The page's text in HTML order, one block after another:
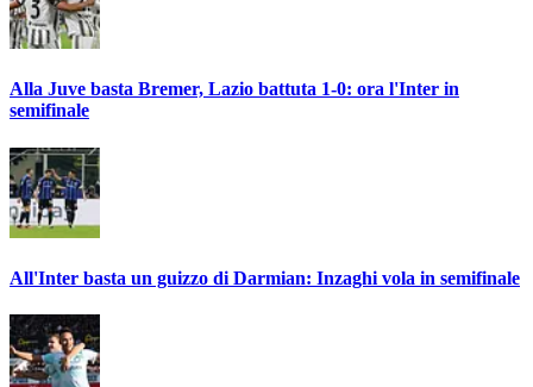
Alla Juve basta Bremer, Lazio battuta 1-0: ora l'Inter in
semifinale
All'Inter basta un guizzo di Darmian: Inzaghi vola in semifinale